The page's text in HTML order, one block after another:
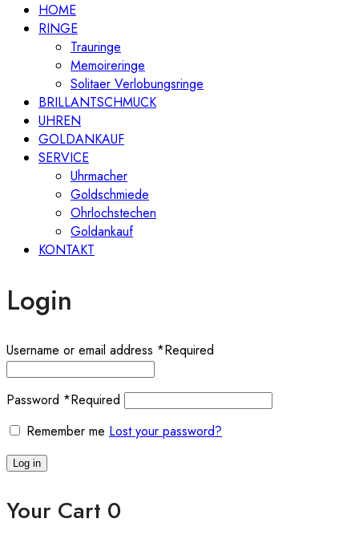
HOME
RINGE
Trauringe
Memoireringe
Solitaer Verlobungsringe
BRILLANTSCHMUCK
UHREN
GOLDANKAUF
SERVICE
Uhrmacher
Goldschmiede
Ohrlochstechen
Goldankauf
KONTAKT
Login
Username or email address *Required
Password *Required
Remember me Lost your password?
Log in
Your Cart 0